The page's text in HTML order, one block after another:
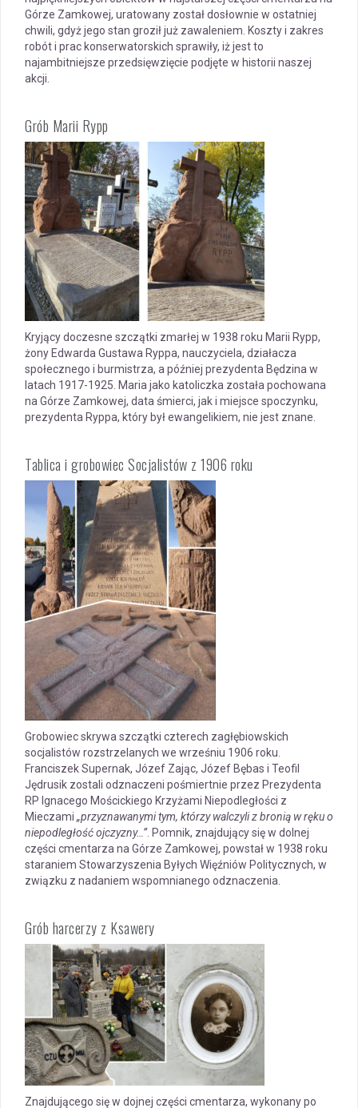
Górze Zamkowej, uratowany został dosłownie w ostatniej
chwili, gdyż jego stan groził już zawaleniem. Koszty i zakres
robót i prac konserwatorskich sprawiły, iż jest to
najambitniejsze przedsięwzięcie podjęte w historii naszej
akcji.
Grób Marii Rypp
Kryjący doczesne szczątki zmarłej w 1938 roku Marii Rypp,
żony Edwarda Gustawa Ryppa, nauczyciela, działacza
społecznego i burmistrza, a później prezydenta Będzina w
latach 1917-1925. Maria jako katoliczka została pochowana
na Górze Zamkowej, data śmierci, jak i miejsce spoczynku,
prezydenta Ryppa, który był ewangelikiem, nie jest znane.
Tablica i grobowiec Socjalistów z 1906 roku
Grobowiec skrywa szczątki czterech zagłębiowskich
socjalistów rozstrzelanych we wrześniu 1906 roku.
Franciszek Supernak, Józef Zając, Józef Bębas i Teofil
Jędrusik zostali odznaczeni pośmiertnie przez Prezydenta
RP Ignacego Mościckiego Krzyżami Niepodległości z
Mieczami „przyznawanymi tym, którzy walczyli z bronią w ręku o
niepodległość ojczyzny…”. Pomnik, znajdujący się w dolnej
części cmentarza na Górze Zamkowej, powstał w 1938 roku
staraniem Stowarzyszenia Byłych Więźniów Politycznych, w
związku z nadaniem wspomnianego odznaczenia.
Grób harcerzy z Ksawery
Znajdującego się w dojnej części cmentarza, wykonany po